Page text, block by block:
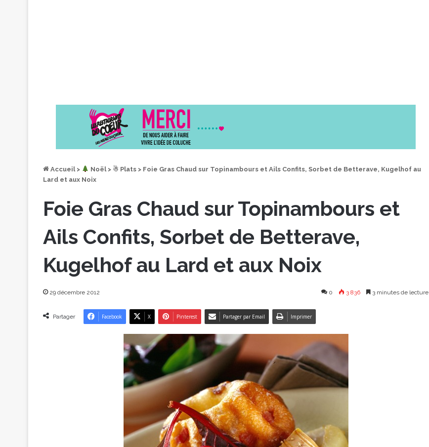
Accueil > ︎ Noël > ☃ Plats > Foie Gras Chaud sur Topinambours et Ails Confits, Sorbet de Betterave, Kugelhof au
Lard et aux Noix
Foie Gras Chaud sur Topinambours et
Ails Confits, Sorbet de Betterave,
Kugelhof au Lard et aux Noix
29 décembre 2012 0 3 836 3 minutes de lecture
Partager Facebook X Pinterest Partager par Email Imprimer